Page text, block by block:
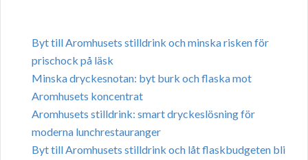
Byt till Aromhusets stilldrink och minska risken för
prischock på läsk
Minska dryckesnotan: byt burk och flaska mot
Aromhusets koncentrat
Aromhusets stilldrink: smart dryckeslösning för
moderna lunchrestauranger
Byt till Aromhusets stilldrink och låt flaskbudgeten bli